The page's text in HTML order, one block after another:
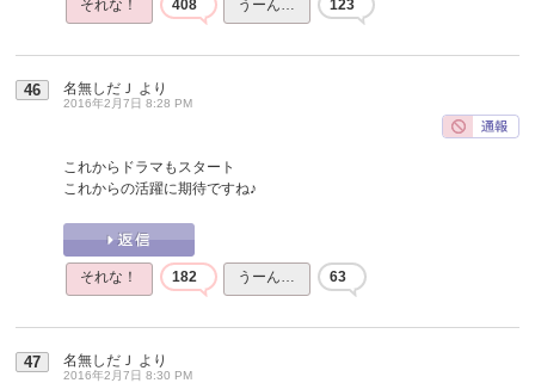
それな！ 408 うーん… 123
46 名無しだＪ より
2016年2月7日 8:28 PM
これからドラマもスタート
これからの活躍に期待ですね♪
それな！ 182 うーん… 63
47 名無しだＪ より
2016年2月7日 8:30 PM